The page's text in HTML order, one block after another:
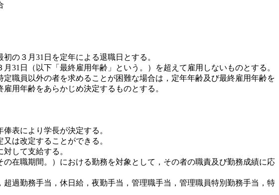
の３月31日を定年による退職日とする。
日（以下「最終雇用年齢」という。）を超えて雇用しないものとする。
職員以外の者を求めることが困難な場合は，定年年齢及び最終雇用年齢を
用年齢をあらかじめ決定するものとする。
俸表により学長が決定する。
は改定することができる。
して支給する。
在職期間。）における勤務を対象として，その者の職責及び勤務成績に応
過勤務手当，休日給，夜勤手当，管理職手当，管理職員特別勤務手当，特